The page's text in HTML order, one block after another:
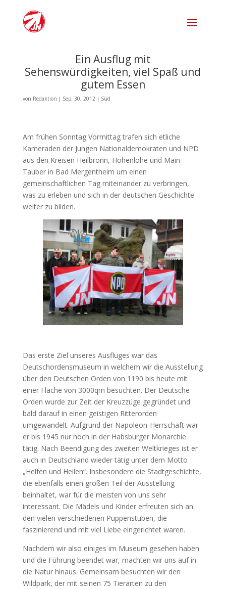
Ein Ausflug mit
Sehenswürdigkeiten, viel Spaß und
gutem Essen
von Redaktion | Sep. 30, 2012| Süd
Am frühen Sonntag Vormittag trafen sich etliche
Kameraden der Jungen Nationaldemokraten und NPD
aus den Kreisen Heilbronn, Hohenlohe und Main-
Tauber in Bad Mergentheim um einen
gemeinschaftlichen Tag miteinander zu verbringen,
was zu erleben und sich in der deutschen Geschichte
weiter zu bilden.
Das erste Ziel unseres Ausfluges war das
Deutschordensmuseum in welchem wir die Ausstellung
über den Deutschen Orden von 1190 bis heute mit
einer Fläche von 3000qm besuchten. Der Deutsche
Orden wurde zur Zeit der Kreuzzüge gegründet und
bald darauf in einen geistigen Ritterorden
umgewandelt. Aufgrund der Napoleon-Herrschaft war
er bis 1945 nur noch in der Habsburger Monarchie
tätig. Nach Beendigung des zweiten Weltkrieges ist er
auch in Deutschland wieder tätig unter dem Motto
„Helfen und Heilen“. Insbesondere die Stadtgeschichte,
die ebenfalls einen großen Teil der Ausstellung
beinhaltet, war für die meisten von uns sehr
interessant. Die Mädels und Kinder erfreuten sich an
den vielen verschiedenen Puppenstuben, die
faszinierend und mit viel Liebe eingerichtet waren.
Nachdem wir also einiges im Museum gesehen haben
und die Führung beendet war, machten wir uns auf in
die Natur hinaus. Gemeinsam besuchten wir den
Wildpark, der mit seinen 75 Tierarten zu den